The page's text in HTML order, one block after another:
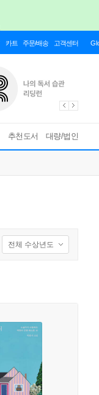
카트 주문/배송 고객센터
추천도서 대량/법인